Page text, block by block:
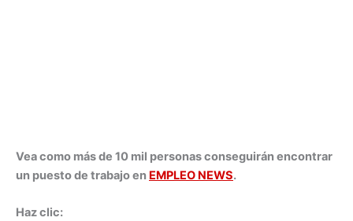
Vea como más de 10 mil personas conseguirán encontrar
un puesto de trabajo en EMPLEO NEWS.
Haz clic: